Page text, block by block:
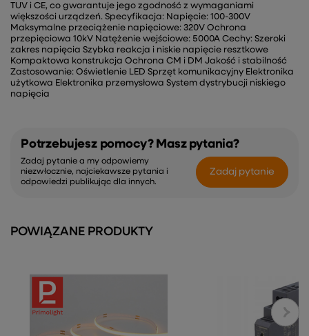
TUV i CE, co gwarantuje jego zgodność z wymaganiami
większości urządzeń. Specyfikacja: Napięcie: 100-300V
Maksymalne przeciążenie napięciowe: 320V Ochrona
przepięciowa 10kV Natężenie wejściowe: 5000A Cechy: Szeroki
zakres napięcia Szybka reakcja i niskie napięcie resztkowe
Kompaktowa konstrukcja Ochrona CM i DM Jakość i stabilność
Zastosowanie: Oświetlenie LED Sprzęt komunikacyjny Elektronika
użytkowa Elektronika przemysłowa System dystrybucji niskiego
napięcia
Potrzebujesz pomocy? Masz pytania?
Zadaj pytanie a my odpowiemy
niezwłocznie, najciekawsze pytania i
odpowiedzi publikując dla innych.
Zadaj pytanie
POWIĄZANE PRODUKTY